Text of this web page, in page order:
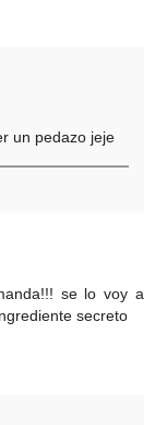
un pedazo jeje
se lo voy a
secreto